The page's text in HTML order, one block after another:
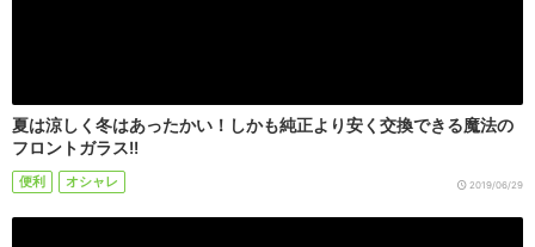
夏は涼しく冬はあったかい！しかも純正より安く交換できる魔法の
フロントガラス!!
便利 オシャレ 2019/06/29